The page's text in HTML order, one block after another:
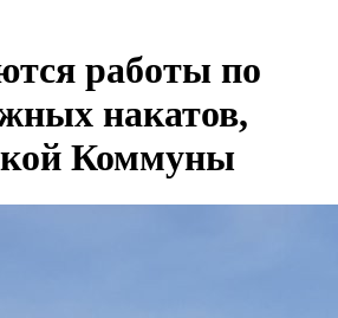
работы по
накатов,
Коммуны